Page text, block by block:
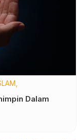
Dalam